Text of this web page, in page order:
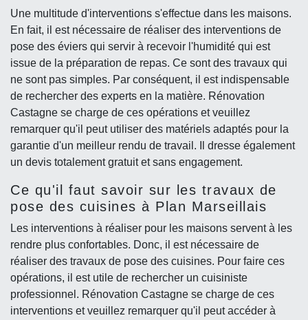
Une multitude d'interventions s'effectue dans les maisons.
En fait, il est nécessaire de réaliser des interventions de
pose des éviers qui servir à recevoir l'humidité qui est
issue de la préparation de repas. Ce sont des travaux qui
ne sont pas simples. Par conséquent, il est indispensable
de rechercher des experts en la matière. Rénovation
Castagne se charge de ces opérations et veuillez
remarquer qu'il peut utiliser des matériels adaptés pour la
garantie d'un meilleur rendu de travail. Il dresse également
un devis totalement gratuit et sans engagement.
Ce qu'il faut savoir sur les travaux de
pose des cuisines à Plan Marseillais
Les interventions à réaliser pour les maisons servent à les
rendre plus confortables. Donc, il est nécessaire de
réaliser des travaux de pose des cuisines. Pour faire ces
opérations, il est utile de rechercher un cuisiniste
professionnel. Rénovation Castagne se charge de ces
interventions et veuillez remarquer qu'il peut accéder à